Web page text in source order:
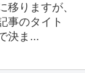
移りますが、
事のタイト
決ま...